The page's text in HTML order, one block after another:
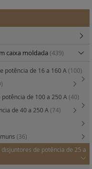
caixa moldada (439)
potência de 16 a 160 A (100)
de 100 a 250 A (40)
de 40 a 250 A (74)
(36)
de potência de 25 a